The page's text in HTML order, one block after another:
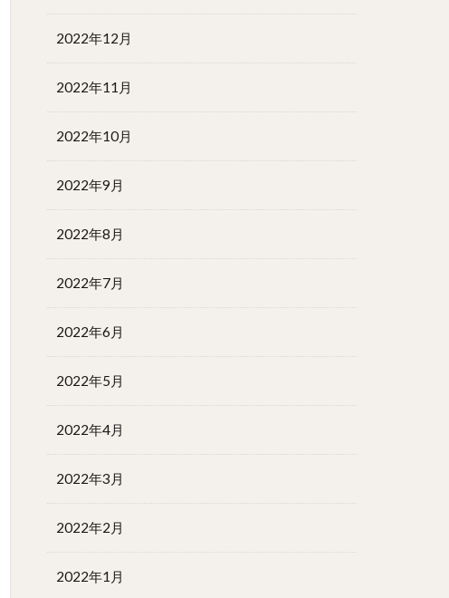
2022年12月
2022年11月
2022年10月
2022年9月
2022年8月
2022年7月
2022年6月
2022年5月
2022年4月
2022年3月
2022年2月
2022年1月